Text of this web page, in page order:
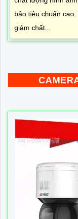
bảo tiêu chuẩn
giảm chất...